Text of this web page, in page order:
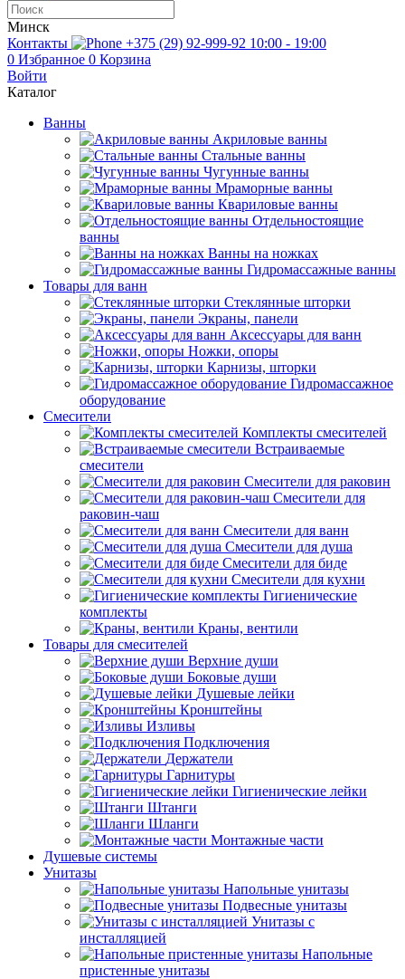
Минск
Контакты
+375 (29) 92-999-92 10:00 - 19:00
0 Избранное 0 Корзина
Войти
Каталог
Ванны
Акриловые ванны
Стальные ванны
Чугунные ванны
Мраморные ванны
Квариловые ванны
Отдельностоящие
ванны
Ванны на ножках
Гидромассажные ванны
Товары для ванн
Стеклянные шторки
Экраны, панели
Аксессуары для ванн
Ножки, опоры
Карнизы, шторки
Гидромассажное
оборудование
Смесители
Комплекты смесителей
Встраиваемые
смесители
Смесители для раковин
Смесители для
раковин-чаш
Смесители для ванн
Смесители для душа
Смесители для биде
Смесители для кухни
Гигиенические
комплекты
Краны, вентили
Товары для смесителей
Верхние души
Боковые души
Душевые лейки
Кронштейны
Изливы
Подключения
Держатели
Гарнитуры
Гигиенические лейки
Штанги
Шланги
Монтажные части
Душевые системы
Унитазы
Напольные унитазы
Подвесные унитазы
Унитазы с
инсталляцией
Напольные
пристенные унитазы